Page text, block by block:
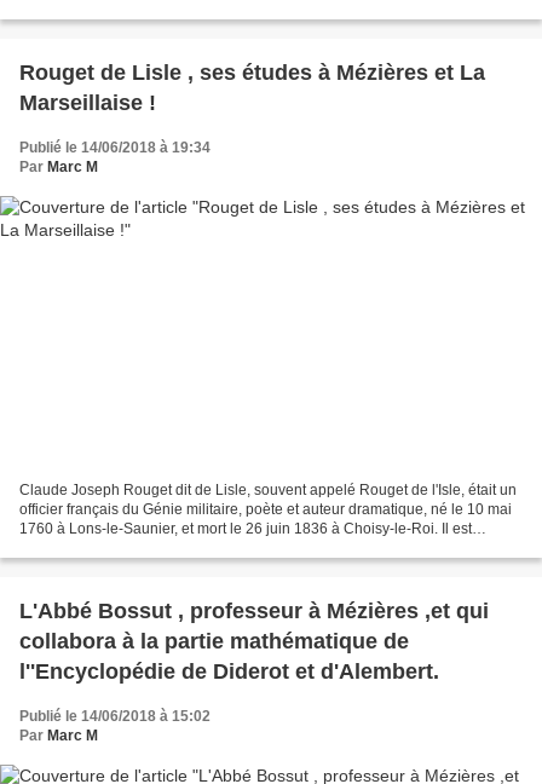
Rouget de Lisle , ses études à Mézières et La
Marseillaise !
Publié le 14/06/2018 à 19:34
Par Marc M
Claude Joseph Rouget dit de Lisle, souvent appelé Rouget de l'Isle, était un
officier français du Génie militaire, poète et auteur dramatique, né le 10 mai
1760 à Lons-le-Saunier, et mort le 26 juin 1836 à Choisy-le-Roi. Il est
L'Abbé Bossut , professeur à Mézières ,et qui
collabora à la partie mathématique de
l''Encyclopédie de Diderot et d'Alembert.
Publié le 14/06/2018 à 15:02
Par Marc M